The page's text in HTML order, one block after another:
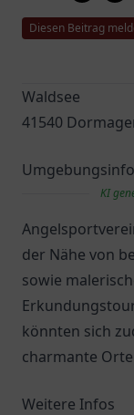
Diesen Beitrag
Waldsee
41540
KI
der Nähe von
sowie
könnten sich
charmante
Weitere Infos